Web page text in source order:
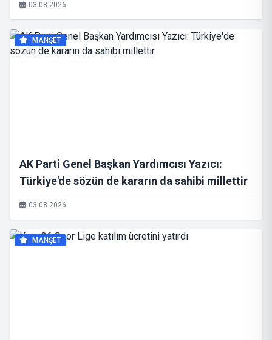
03.08.2026
MANŞET
AK Parti Genel Başkan Yardımcısı Yazıcı:
Türkiye'de sözün de kararın da sahibi millettir
03.08.2026
MANŞET